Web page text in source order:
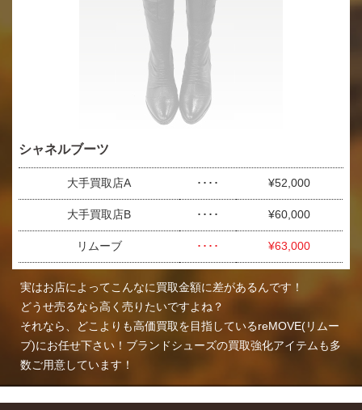
シャネルブーツ
大手買取店A ････ ¥52,000
大手買取店B ････ ¥60,000
リムーブ ････ ¥63,000
実はお店によってこんなに買取金額に差があるんです！
どうせ売るなら高く売りたいですよね？
それなら、どこよりも高価買取を目指しているreMOVE(リムー
ブ)にお任せ下さい！ブランドシューズの買取強化アイテムも多
数ご用意しています！